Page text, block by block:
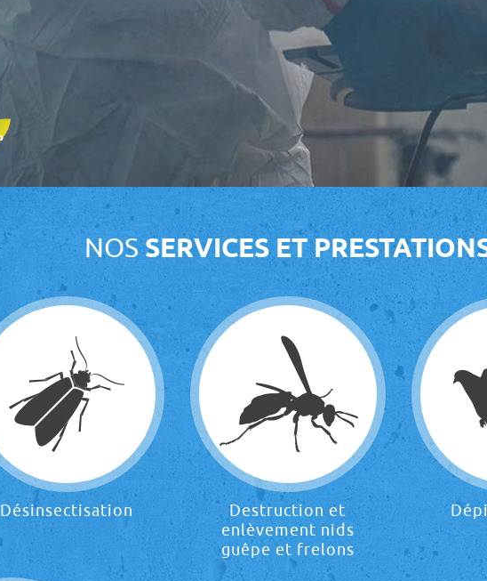
NOSSERVICES ET
Désinsectisation
Destruction et
enlèvement nids
guêpe et frelons